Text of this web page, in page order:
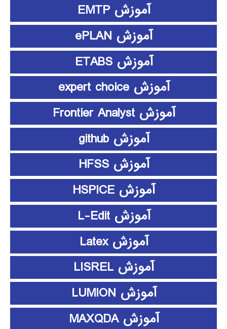
آموزش EMTP
آموزش ePLAN
آموزش ETABS
آموزش expert choice
آموزش Frontier Analyst
آموزش github
آموزش HFSS
آموزش HSPICE
آموزش L-Edit
آموزش Latex
آموزش LISREL
آموزش LUMION
آموزش MAXQDA